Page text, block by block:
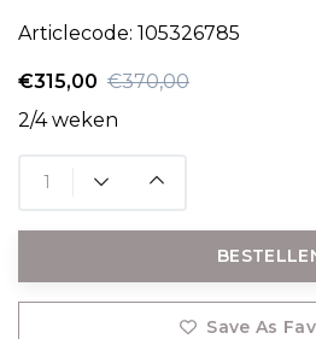
Articlecode: 105326785
€315,00 €370,00
2/4 weken
Save As